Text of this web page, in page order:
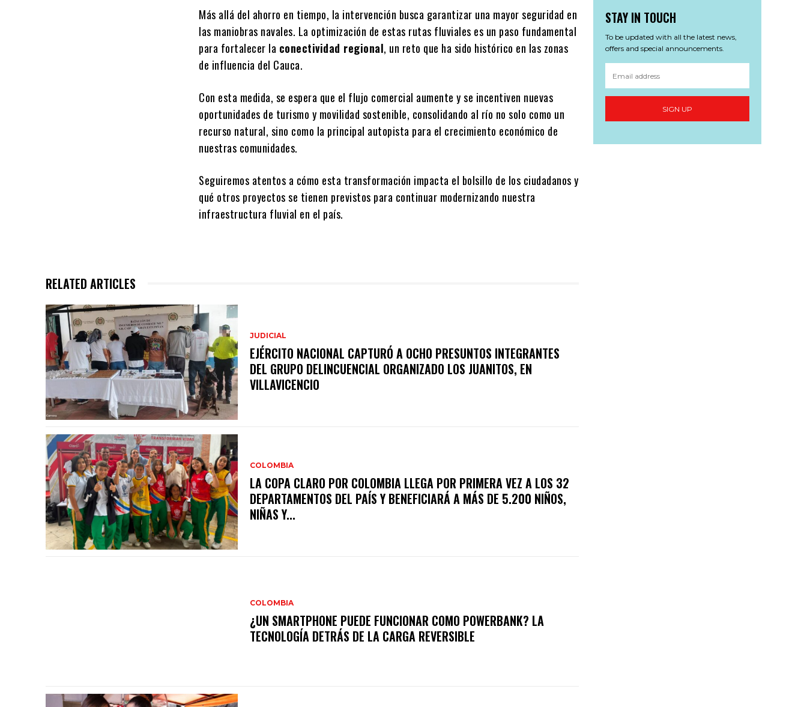
Más allá del ahorro en tiempo, la intervención busca garantizar una mayor seguridad en
las maniobras navales. La optimización de estas rutas fluviales es un paso fundamental
para fortalecer la conectividad regional, un reto que ha sido histórico en las zonas
de influencia del Cauca.
Con esta medida, se espera que el flujo comercial aumente y se incentiven nuevas
oportunidades de turismo y movilidad sostenible, consolidando al río no solo como un
recurso natural, sino como la principal autopista para el crecimiento económico de
nuestras comunidades.
Seguiremos atentos a cómo esta transformación impacta el bolsillo de los ciudadanos y
qué otros proyectos se tienen previstos para continuar modernizando nuestra
infraestructura fluvial en el país.
RELATED ARTICLES
JUDICIAL
EJÉRCITO NACIONAL CAPTURÓ A OCHO PRESUNTOS INTEGRANTES
DEL GRUPO DELINCUENCIAL ORGANIZADO LOS JUANITOS, EN
VILLAVICENCIO
COLOMBIA
LA COPA CLARO POR COLOMBIA LLEGA POR PRIMERA VEZ A LOS 32
DEPARTAMENTOS DEL PAÍS Y BENEFICIARÁ A MÁS DE 5.200 NIÑOS,
NIÑAS Y...
COLOMBIA
¿UN SMARTPHONE PUEDE FUNCIONAR COMO POWERBANK? LA
TECNOLOGÍA DETRÁS DE LA CARGA REVERSIBLE
STAY IN TOUCH
To be updated with all the latest news,
offers and special announcements.
SIGN UP